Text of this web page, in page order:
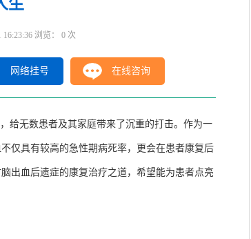
生
浏览： 0 次
网络挂号 在线咨询
给无数患者及其家庭带来了沉重的打击。作为一
仅具有较高的急性期病死率，更会在患者康复后
出血后遗症的康复治疗之道，希望能为患者点亮